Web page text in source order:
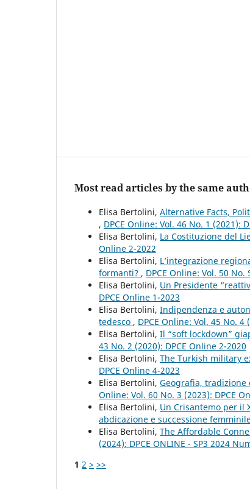
Most read articles by the same
Elisa Bertolini, Alternative Facts,
, DPCE Online: Vol. 46 No. 1 (2021):
Elisa Bertolini, La Costituzione del
Online 2-2022
Elisa Bertolini, L’integrazione
formanti? , DPCE Online: Vol. 50 No.
Elisa Bertolini, Un Presidente
DPCE Online 1-2023
Elisa Bertolini, Indipendenza e
tedesco , DPCE Online: Vol. 45 No. 4
Elisa Bertolini, Il “soft lockdown”
43 No. 2 (2020): DPCE Online 2-2020
Elisa Bertolini, The Turkish military
DPCE Online 4-2023
Elisa Bertolini, Geografia,
Online: Vol. 60 No. 3 (2023): DPCE
Elisa Bertolini, Un Crisantemo per il
abdicazione e successione
Elisa Bertolini, The Affordable
(2024): DPCE ONLINE - SP3 2024
1 2 > >>